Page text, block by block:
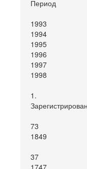
Период
1993
1994
1995
1996
1997
1998
1.
73
1849
37
1747